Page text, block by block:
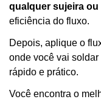
qualquer sujeira ou
eficiência do fluxo.
Depois, aplique o
onde você vai
rápido e prático.
Você encontra o